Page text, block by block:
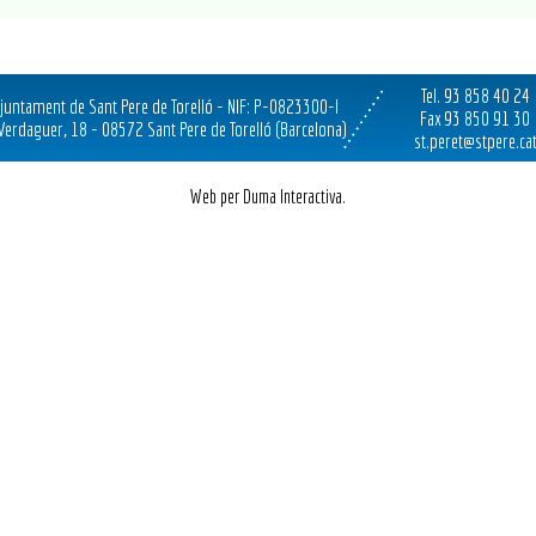
de Sant Pere de Torelló - NIF: P-0823300-I
18 - 08572 Sant Pere de Torelló (Barcelona)
Tel. 93 858 40 24
Fax 93 850 91 30
st.peret@stpere.cat
Web per Duma Interactiva.